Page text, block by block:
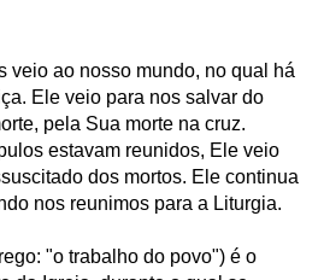
veio ao nosso mundo, no qual há
Ele veio para nos salvar do
pela Sua morte na cruz.
estavam reunidos, Ele veio
dos mortos. Ele continua
nos reunimos para a Liturgia.
"o trabalho do povo") é o